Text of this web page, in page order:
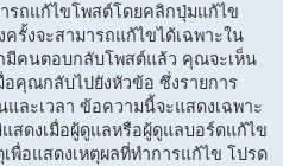
ถแก้ไขโพสต์โดยคลิกปุ่มแก้ไข
รั้งจะสามารถแก้ไขได้เฉพาะใน
มีคนตอบกลับโพสต์แล้ว คุณจะเห็น
คุณกลับไปยังหัวข้อ ซึ่งรายการ
ละเวลา ข้อความนี้จะแสดงเฉพาะ
สดงเมื่อผู้ดูแลหรือผู้ดูแลบอร์ดแก้ไข
พื่อแสดงเหตุผลที่ทำการแก้ไข โปรด